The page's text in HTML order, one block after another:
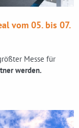
vom 05. bis 07.
Messe für
werden.